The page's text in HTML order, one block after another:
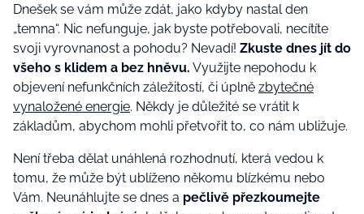
Dnešek se vám může zdát, jako kdyby nastal den
„temna“. Nic nefunguje, jak byste potřebovali, necítíte
svoji vyrovnanost a pohodu? Nevadí! Zkuste dnes jít do
všeho s klidem a bez hněvu. Využijte nepohodu k
objevení nefunkčních záležitostí, či úplně zbytečné
vynaložené energie. Někdy je důležité se vrátit k
základům, abychom mohli přetvořit to, co nám ubližuje.
Není třeba dělat unáhlená rozhodnutí, která vedou k
tomu, že může být ublíženo někomu blízkému nebo
Vám. Neunáhlujte se dnes a pečlivě přezkoumejte